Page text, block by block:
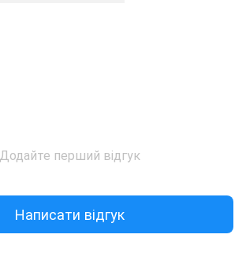
Додайте перший відгук
Написати відгук